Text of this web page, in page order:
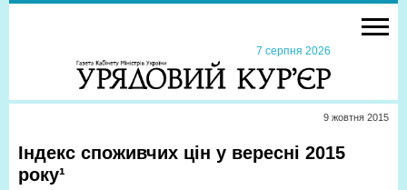
7 серпня 2026
9 жовтня 2015
Індекс споживчих цін у вересні 2015
року¹